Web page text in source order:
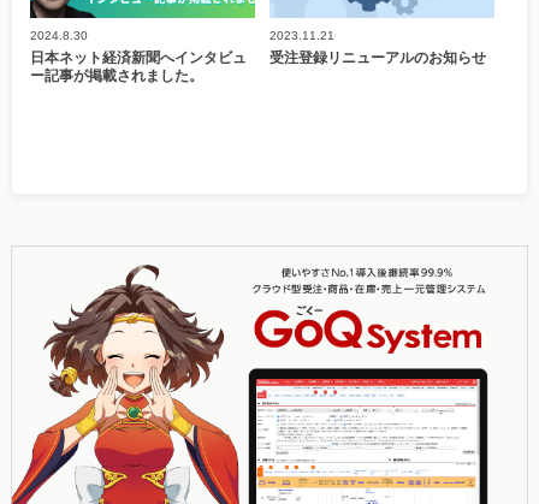
2024.8.30
日本ネット経済新聞へインタビュ
ー記事が掲載されました。
2023.11.21
受注登録リニューアルのお知らせ